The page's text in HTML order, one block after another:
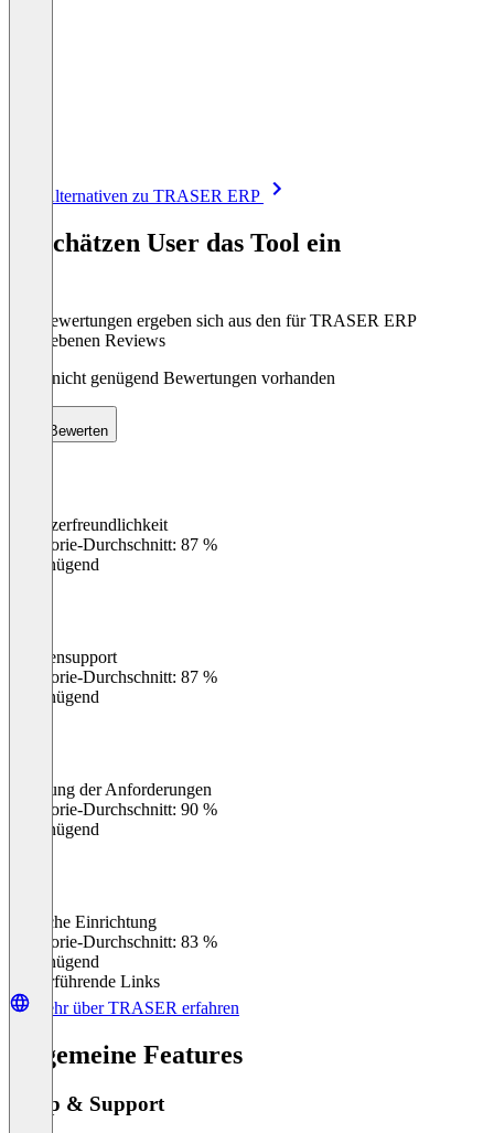
Alle Alternativen zu TRASER ERP
So schätzen User das Tool ein
Die Bewertungen ergeben sich aus den für TRASER ERP
abgegebenen Reviews
Noch nicht genügend Bewertungen vorhanden
Bewerten
Benutzerfreundlichkeit
Kategorie-Durchschnitt: 87 %
Ungenügend
Kundensupport
Kategorie-Durchschnitt: 87 %
Ungenügend
Erfüllung der Anforderungen
Kategorie-Durchschnitt: 90 %
Ungenügend
Einfache Einrichtung
Kategorie-Durchschnitt: 83 %
Ungenügend
Weiterführende Links
Mehr über TRASER erfahren
Allgemeine Features
Setup & Support